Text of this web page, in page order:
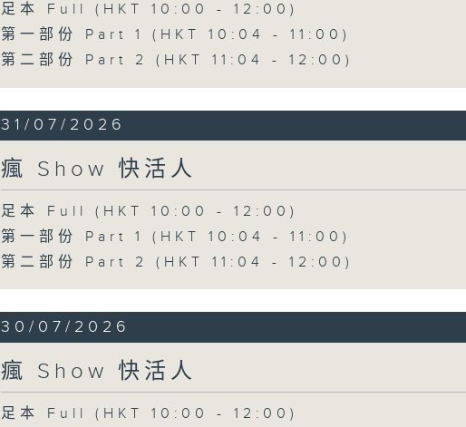
足本 Full (HKT 10:00 - 12:00)
第一部份 Part 1 (HKT 10:04 - 11:00)
第二部份 Part 2 (HKT 11:04 - 12:00)
31/07/2026
瘋 Show 快活人
足本 Full (HKT 10:00 - 12:00)
第一部份 Part 1 (HKT 10:04 - 11:00)
第二部份 Part 2 (HKT 11:04 - 12:00)
30/07/2026
瘋 Show 快活人
足本 Full (HKT 10:00 - 12:00)